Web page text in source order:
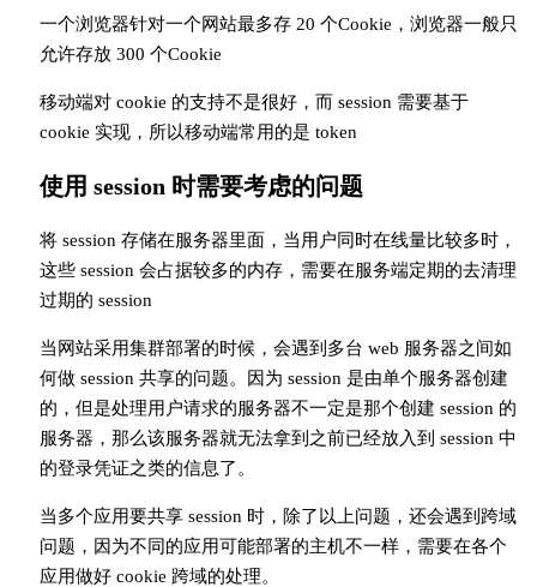
一个浏览器针对一个网站最多存 20 个Cookie，浏览器一般只
允许存放 300 个Cookie
移动端对 cookie 的支持不是很好，而 session 需要基于
cookie 实现，所以移动端常用的是 token
使用 session 时需要考虑的问题
将 session 存储在服务器里面，当用户同时在线量比较多时，
这些 session 会占据较多的内存，需要在服务端定期的去清理
过期的 session
当网站采用集群部署的时候，会遇到多台 web 服务器之间如
何做 session 共享的问题。因为 session 是由单个服务器创建
的，但是处理用户请求的服务器不一定是那个创建 session 的
服务器，那么该服务器就无法拿到之前已经放入到 session 中
的登录凭证之类的信息了。
当多个应用要共享 session 时，除了以上问题，还会遇到跨域
问题，因为不同的应用可能部署的主机不一样，需要在各个
应用做好 cookie 跨域的处理。